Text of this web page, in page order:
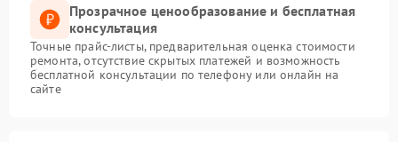
Прозрачное ценообразование и бесплатная
консультация
Точные прайс-листы, предварительная оценка стоимости
ремонта, отсутствие скрытых платежей и возможность
бесплатной консультации по телефону или онлайн на
сайте